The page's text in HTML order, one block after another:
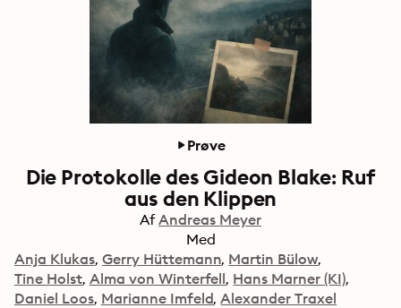
Prøve
Die Protokolle des Gideon Blake: Ruf
aus den Klippen
Af Andreas Meyer
Med
Anja Klukas Gerry Hüttemann Martin Bülow
Tine Holst Alma von Winterfell Hans Marner (KI)
Daniel Loos Marianne Imfeld Alexander Traxel